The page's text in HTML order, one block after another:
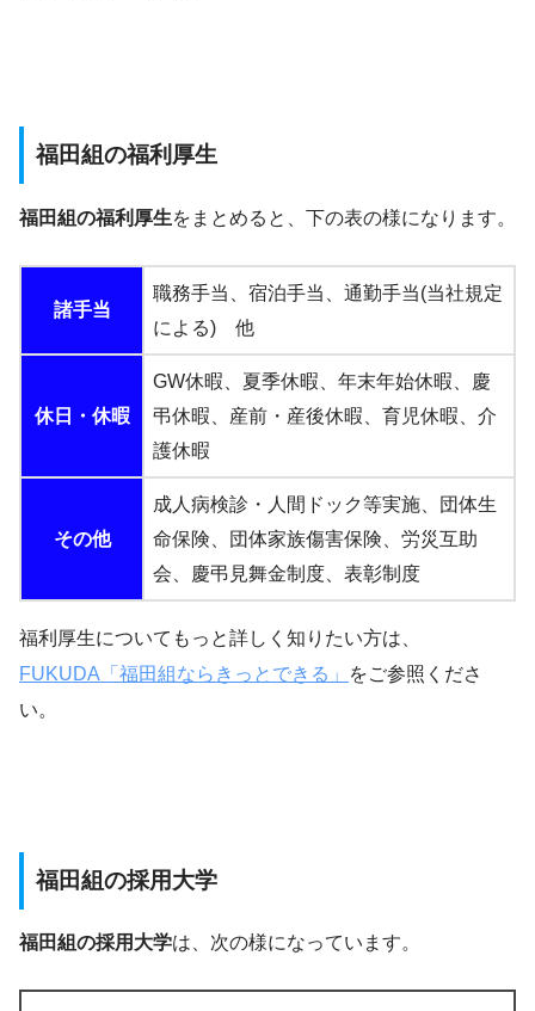
福田組の福利厚生
福田組の福利厚生をまとめると、下の表の様になります。
諸手当
職務手当、宿泊手当、通勤手当(当社規定
による) 他
休日・休暇
GW休暇、夏季休暇、年末年始休暇、慶
弔休暇、産前・産後休暇、育児休暇、介
護休暇
その他
成人病検診・人間ドック等実施、団体生
命保険、団体家族傷害保険、労災互助
会、慶弔見舞金制度、表彰制度
福利厚生についてもっと詳しく知りたい方は、
FUKUDA「福田組ならきっとできる」
をご参照くださ
い。
福田組の採用大学
福田組の採用大学は、次の様になっています。